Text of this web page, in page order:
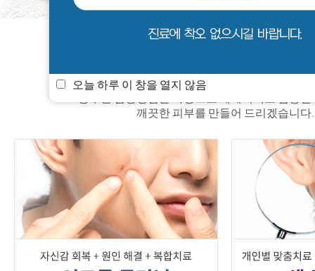
오늘 하루 이 창을 열지 않음
진료안내
깨끗한 피부를 만들어 드리겠습니다.